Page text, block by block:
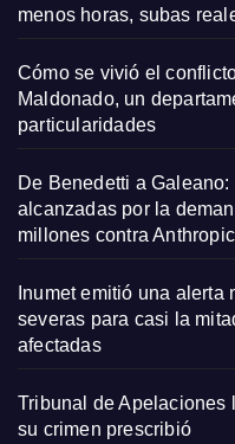
menos horas, subas
Cómo se vivió el
Maldonado, un
particularidades
De Benedetti a
alcanzadas por la
millones contra Anthropic
Inumet emitió una alerta
severas para casi la
afectadas
Tribunal de Apelaciones
su crimen prescribió